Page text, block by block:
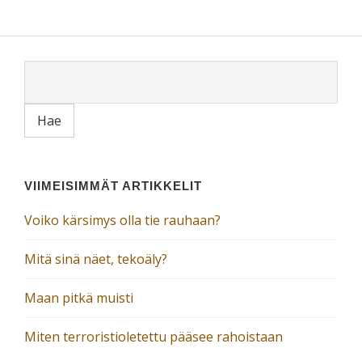
VIIMEISIMMÄT ARTIKKELIT
Voiko kärsimys olla tie rauhaan?
Mitä sinä näet, tekoäly?
Maan pitkä muisti
Miten terroristioletettu pääsee rahoistaan